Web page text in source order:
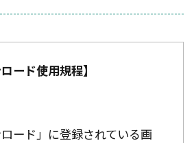
ード使用規程】
ロード」に登録されている画